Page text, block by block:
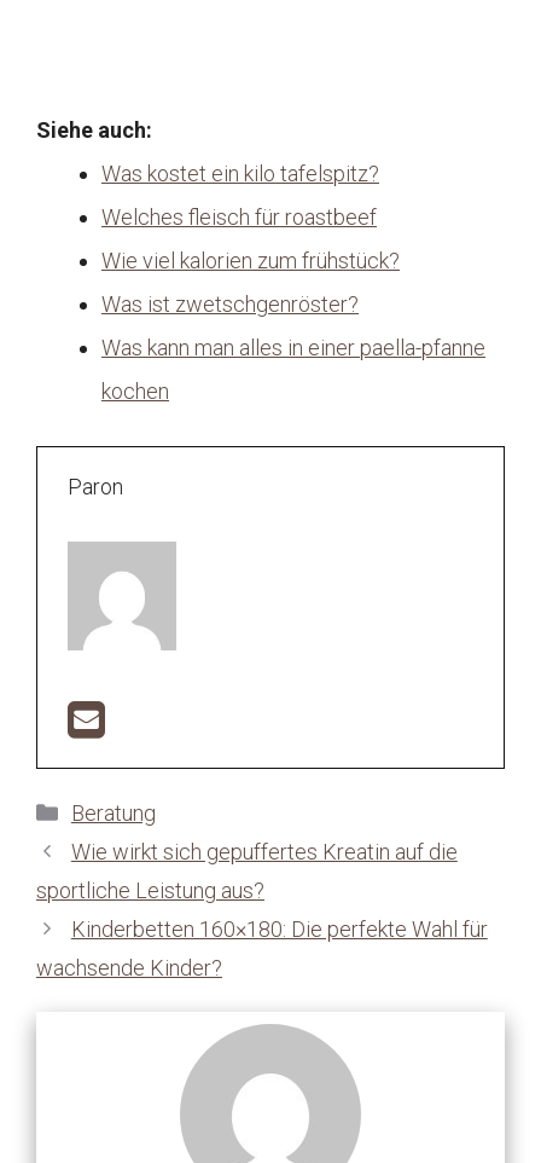
Siehe auch:
Was kostet ein kilo tafelspitz?
Welches fleisch für roastbeef
Wie viel kalorien zum frühstück?
Was ist zwetschgenröster?
Was kann man alles in einer paella-pfanne
kochen
Paron
Kategorien
Beratung
Wie wirkt sich gepuffertes Kreatin auf die
sportliche Leistung aus?
Kinderbetten 160×180: Die perfekte Wahl für
wachsende Kinder?